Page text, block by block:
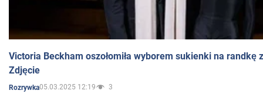
Victoria Beckham oszołomiła wyborem sukienki na randkę
Zdjęcie
Rozrywka05.03.2025 12:19 3